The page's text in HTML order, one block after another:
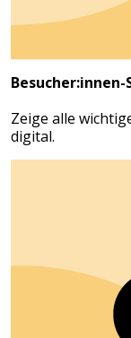
Besucher:innen-
Zeige alle
digital.